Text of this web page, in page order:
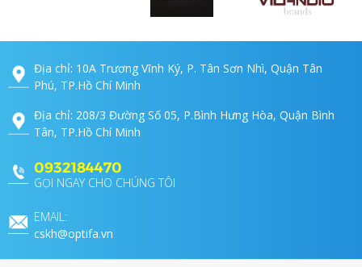
Địa chỉ: 10A Trương Vĩnh Ký, P. Tân Sơn Nhì, Quận Tân
Phú, TP.Hồ Chí Minh
Địa chỉ: 208/3 Đường Số 05, P.Bình Hưng Hòa, Quận Bình
Tân, TP.Hồ Chí Minh
0932184470
GỌI NGAY CHO CHÚNG TÔI
EMAIL:
cskh@optifa.vn